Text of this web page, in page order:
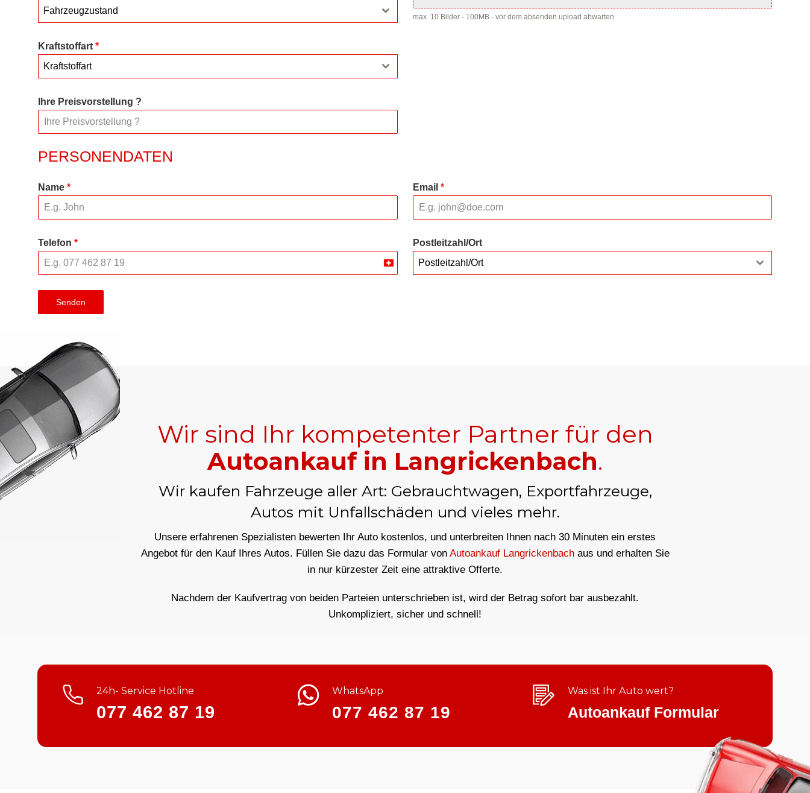
Fahrzeugzustand
Kraftstoffart *
Kraftstoffart
Ihre Preisvorstellung ?
max. 10 Bilder - 100MB - vor dem absenden upload abwarten
PERSONENDATEN
Name * Email *
Telefon *
Switzerland
Postleitzahl/Ort
Postleitzahl/Ort
Senden
Wir sind Ihr kompetenter Partner für den
Autoankauf in Langrickenbach.
Wir kaufen Fahrzeuge aller Art: Gebrauchtwagen, Exportfahrzeuge,
Autos mit Unfallschäden und vieles mehr.
Unsere erfahrenen Spezialisten bewerten Ihr Auto kostenlos, und unterbreiten Ihnen nach 30 Minuten ein erstes
Angebot für den Kauf Ihres Autos. Füllen Sie dazu das Formular von Autoankauf Langrickenbachaus und erhalten Sie
in nur kürzester Zeit eine attraktive Offerte.
Nachdem der Kaufvertrag von beiden Parteien unterschrieben ist, wird der Betrag sofort bar ausbezahlt.
Unkompliziert, sicher und schnell!
24h- Service Hotline
077 462 87 19
WhatsApp
077 462 87 19
Was ist Ihr Auto wert?
Autoankauf Formular